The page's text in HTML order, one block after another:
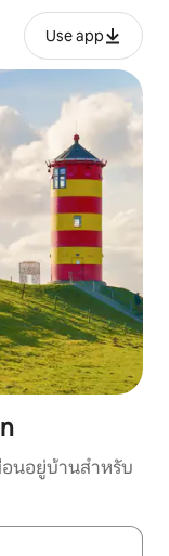
Use app
นอยู่บ้านสำหรับ